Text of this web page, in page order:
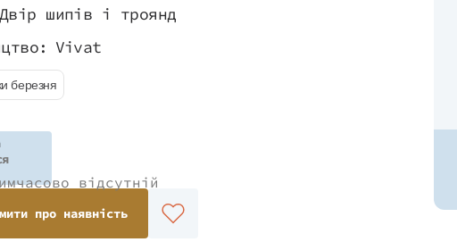
Двір шипів і троянд
Vivat
березня
відсутній
про наявність